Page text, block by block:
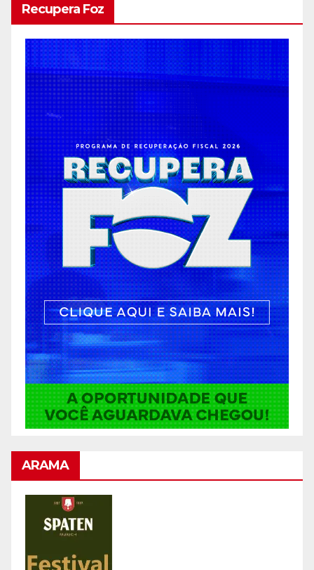
Recupera Foz
ARAMA